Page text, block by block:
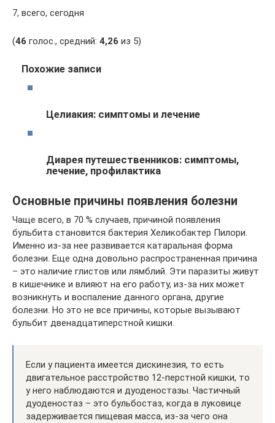
7, всего, сегодня
(46 голос., средний: 4,26 из 5)
Похожие записи
Целиакия: симптомы и лечение
Диарея путешественников: симптомы,
лечение, профилактика
Основные причины появления болезни
Чаще всего, в 70 % случаев, причиной появления
бульбита становится бактерия Хеликобактер Пилори.
Именно из-за нее развивается катаральная форма
болезни. Еще одна довольно распространенная причина
– это наличие глистов или лямблий. Эти паразиты живут
в кишечнике и влияют на его работу, из-за них может
возникнуть и воспаление данного органа, другие
болезни. Но это не все причины, которые вызывают
бульбит двенадцатиперстной кишки.
Если у пациента имеется дискинезия, то есть
двигательное расстройство 12-перстной кишки, то
у него наблюдаются и дуоденостазы. Частичный
дуоденостаз – это бульбостаз, когда в луковице
задерживается пищевая масса, из-за чего она